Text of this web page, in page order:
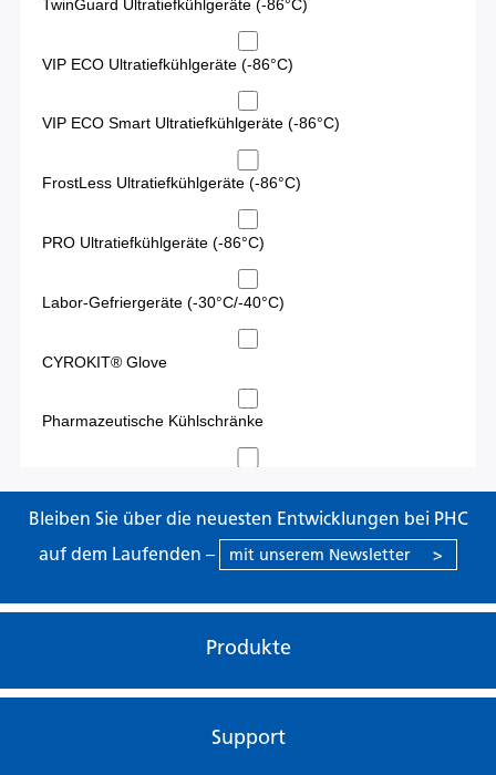
Bleiben Sie über die neuesten Entwicklungen bei PHC
auf dem Laufenden –
mit unserem Newsletter >
Produkte
Support